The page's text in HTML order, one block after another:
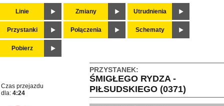
Linie Zmiany Utrudnienia
Przystanki Połączenia Schematy
Pobierz
PRZYSTANEK:
ŚMIGŁEGO RYDZA -
PIŁSUDSKIEGO (0371)
Czas przejazdu
dla: 4:24